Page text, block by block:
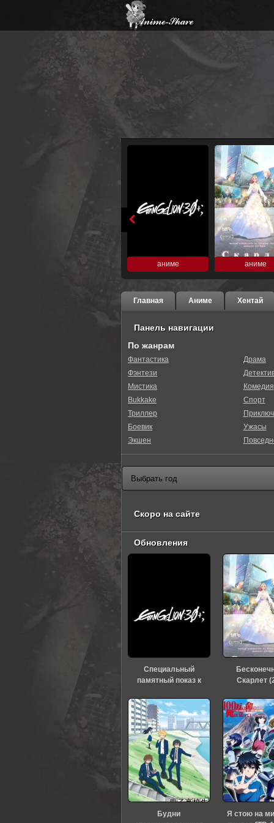
аниме аниме
Главная Аниме Хентай
Панель навигации
По жанрам
Фантастика
Фэнтези
Мистика
Bukkake
Триллер
Боевик
Экшен
Драма
Комедия
Спорт
Ужасы
Скоро на сайте
Обновления
Специальный
памятный показ к
«Евангелиона» (2026)
Скарлет
Будни
Я стою на